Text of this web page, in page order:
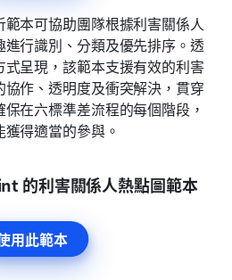
本可協助團隊根據利害關係人
行識別、分類及優先排序。透
呈現，該範本支援有效的利害
作、透明度及衝突解決，貫穿
在六標準差流程的每個階段，
得適當的參與。
的利害關係人熱點圖範本
用此範本